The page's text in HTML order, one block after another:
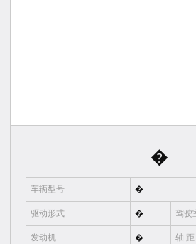
�
车辆型号 �
驱动形式 � 驾驶
发动机 � 轴 距